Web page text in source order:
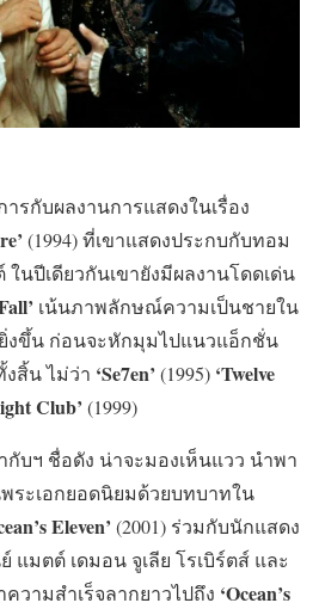
รกับผลงานการแสดงในเรื่อง
(1994) ที่เขาแสดงประกบกับทอม
นปีเดียวกันเขายังมีผลงานโดดเด่น
เน้นภาพลักษณ์ความเป็นชายใน
งขึ้น ก่อนจะหักมุมไปแนวแอ็กชั่น
สิ้น ไม่ว่า ‘Se7en’ (1995) ‘Twelve
Club’ (1999)
กับฯ ชื่อดัง น่าจะมองเห็นแวว นำพา
ระเอกยอดนิยมด้วยบทบาทใน
Eleven’ (2001) ร่วมกับนักแสดง
แมตต์ เดมอน จูเลีย โรเบิร์ตส์ และ
วามสำเร็จลากยาวไปถึง ‘Ocean’s